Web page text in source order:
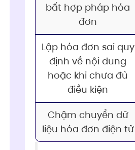
bất hợp pháp hóa
đơn
Lập hóa đơn sai quy
định về nội dung
hoặc khi chưa đủ
điều kiện
Chậm chuyển dữ
liệu hóa đơn điện tử